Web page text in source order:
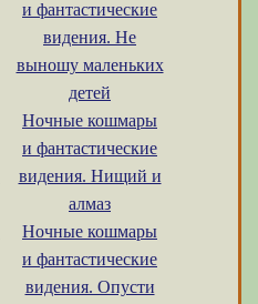
и фантастические
видения. Не
выношу маленьких
детей
Ночные кошмары
и фантастические
видения. Нищий и
алмаз
Ночные кошмары
и фантастические
видения. Опусти